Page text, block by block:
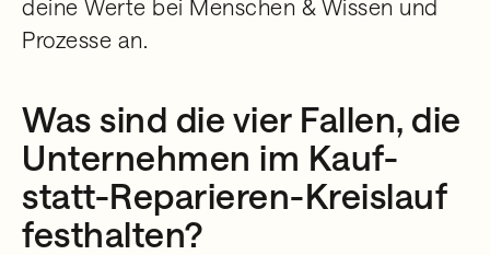
deine Werte bei Menschen & Wissen und
Prozesse an.
Was sind die vier Fallen, die
Unternehmen im Kauf-
statt-Reparieren-Kreislauf
festhalten?